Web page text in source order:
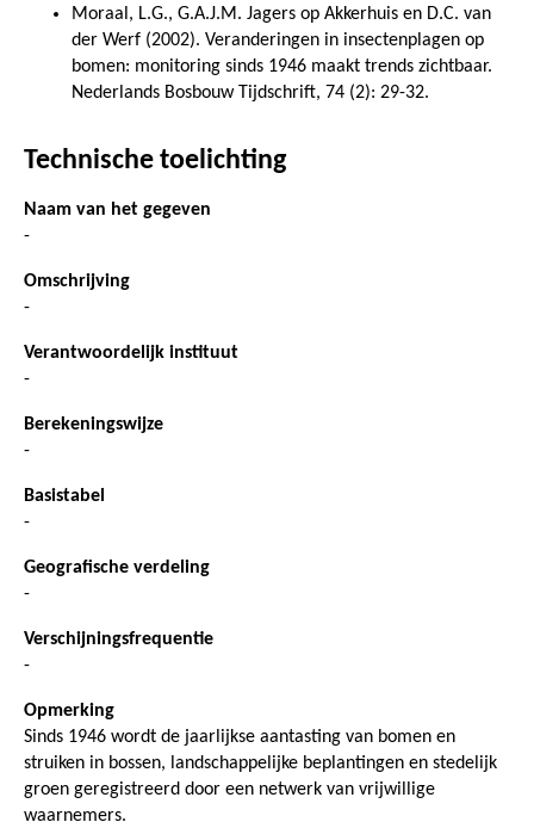
Moraal, L.G., G.A.J.M. Jagers op Akkerhuis en D.C. van
der Werf (2002). Veranderingen in insectenplagen op
bomen: monitoring sinds 1946 maakt trends zichtbaar.
Nederlands Bosbouw Tijdschrift, 74 (2): 29-32.
Technische toelichting
Naam van het gegeven
-
Omschrijving
-
Verantwoordelijk instituut
-
Berekeningswijze
-
Basistabel
-
Geografische verdeling
-
Verschijningsfrequentie
-
Opmerking
Sinds 1946 wordt de jaarlijkse aantasting van bomen en
struiken in bossen, landschappelijke beplantingen en stedelijk
groen geregistreerd door een netwerk van vrijwillige
waarnemers.